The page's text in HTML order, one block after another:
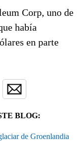
Corp, uno de
había
en parte
BLOG:
de Groenlandia